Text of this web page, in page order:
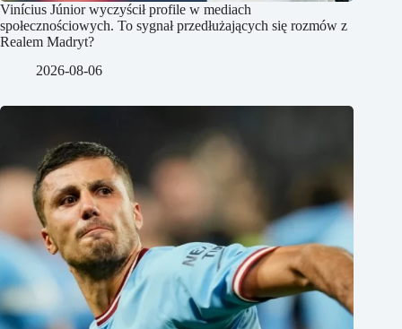
Vinícius Júnior wyczyścił profile w mediach
społecznościowych. To sygnał przedłużających się rozmów z
Realem Madryt?
2026-08-06